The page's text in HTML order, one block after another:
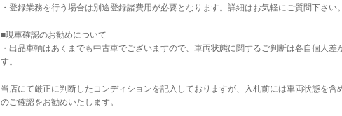
・登録業務を行う場合は別途登録諸費用が必要となります。詳細はお気軽にご質問下さい。
■現車確認のお勧めについて
・出品車輌はあくまでも中古車でございますので、車両状態に関するご判断は各自個人差
す。
当店にて厳正に判断したコンディションを記入しておりますが、入札前には車両状態を含
のご確認をお勧めいたします。